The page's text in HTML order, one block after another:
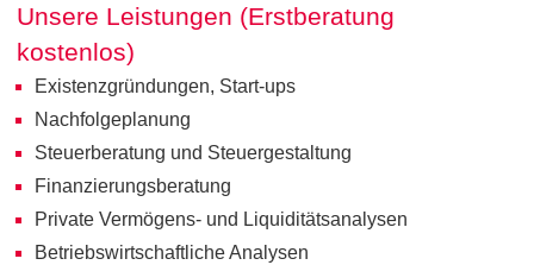
Unsere Leistungen (Erstberatung
kostenlos)
Existenzgründungen, Start-ups
Nachfolgeplanung
Steuerberatung und Steuergestaltung
Finanzierungsberatung
Private Vermögens- und Liquiditätsanalysen
Betriebswirtschaftliche Analysen